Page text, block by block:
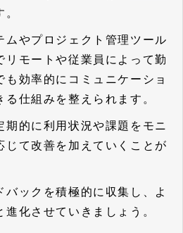
。
ムやプロジェクト管理ツール
リモートや従業員によって勤
も効率的にコミュニケーショ
仕組みを整えられます。
期的に利用状況や課題をモニ
じて改善を加えていくことが
バックを積極的に収集し、よ
進化させていきましょう。